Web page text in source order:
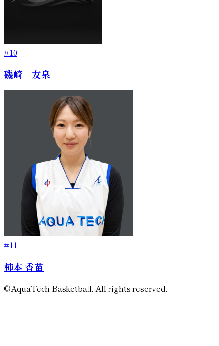
#10
磯崎 友泉
#11
柿本 香苗
©AquaTech Basketball. All rights reserved.